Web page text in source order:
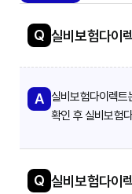
Q 실비보험다이
A 실비보험다이렉트
확인 후 실비보험
Q 실비보험다이